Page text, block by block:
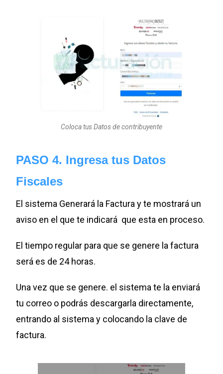
Coloca tus Datos de contribuyente
PASO 4. Ingresa tus Datos
Fiscales
El sistema Generará la Factura y te mostrará un
aviso en el que te indicará que esta en proceso.
El tiempo regular para que se genere la factura
será es de 24 horas.
Una vez que se genere. el sistema te la enviará
tu correo o podrás descargarla directamente,
entrando al sistema y colocando la clave de
factura.